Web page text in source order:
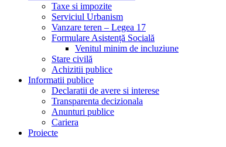
Taxe si impozite
Serviciul Urbanism
Vanzare teren – Legea 17
Formulare Asistență Socială
Venitul minim de incluziune
Stare civilă
Achizitii publice
Informatii publice
Declaratii de avere si interese
Transparenta decizionala
Anunturi publice
Cariera
Proiecte